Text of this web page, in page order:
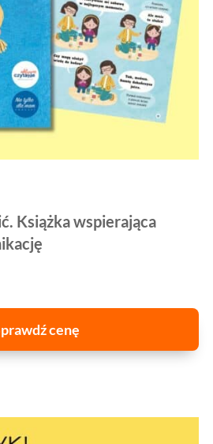
Książka wspierająca
cenę